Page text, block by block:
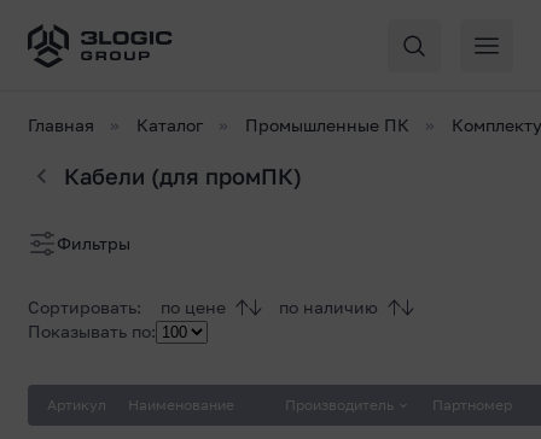
Главная Каталог Промышленные ПК
Кабели (для промПК)
Список
Сортировать: по цене
по наличию
Показывать по:
Фильтры
Артикул Наименование Производитель Партномер